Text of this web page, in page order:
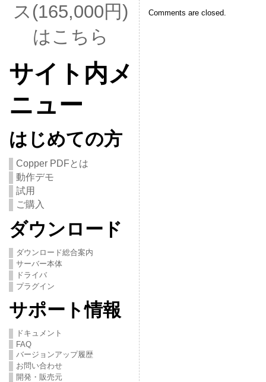
ス(165,000円)
はこちら
サイト内メ
ニュー
はじめての方
Copper PDFとは
動作デモ
試用
ご購入
ダウンロード
ダウンロード総合案内
サーバー本体
ドライバ
プラグイン
サポート情報
ドキュメント
FAQ
バージョンアップ履歴
お問い合わせ
開発・販売元
Comments are closed.